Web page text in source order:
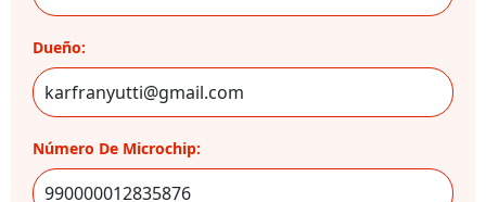
Dueño:
Número De Microchip: